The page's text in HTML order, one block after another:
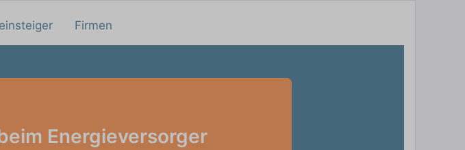
Firmen
Energieversorger